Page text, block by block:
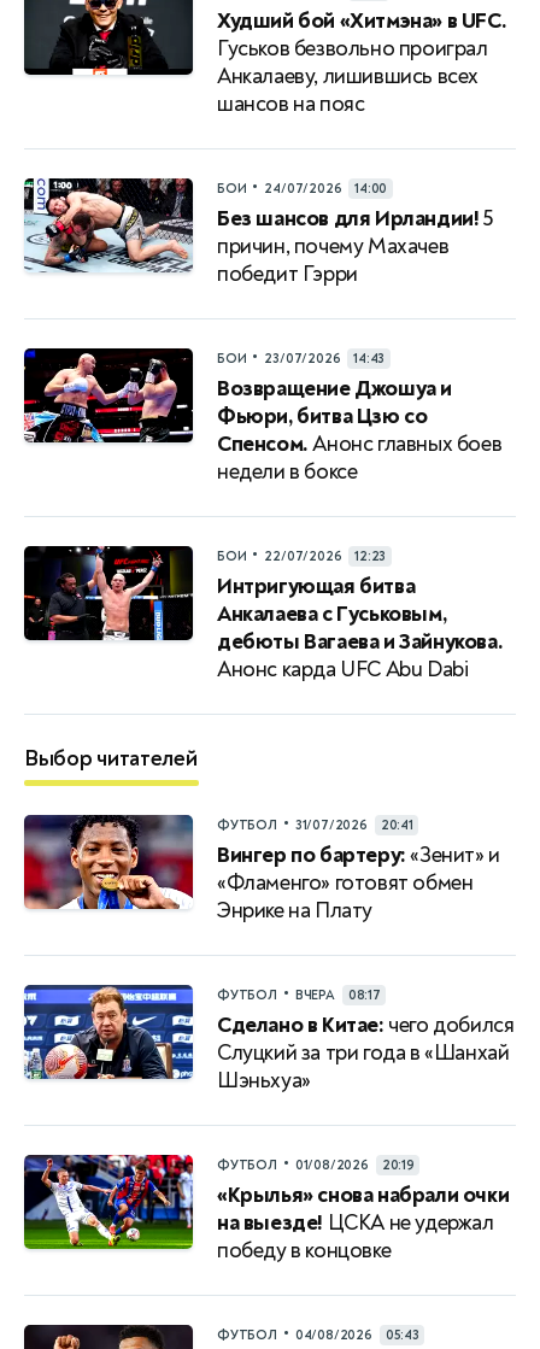
Худший бой «Хитмэна» в UFC.
Гуськов безвольно проиграл
Анкалаеву, лишившись всех
шансов на пояс
БОИ • 24/07/2026 14:00
Без шансов для Ирландии!5
причин, почему Махачев
победит Гэрри
БОИ • 23/07/2026 14:43
Возвращение Джошуа и
Фьюри, битва Цзю со
Спенсом.Анонс главных боев
недели в боксе
БОИ • 22/07/2026 12:23
Интригующая битва
Анкалаева с Гуськовым,
дебюты Вагаева и Зайнукова.
Анонс карда UFC Abu Dabi
Выбор читателей
ФУТБОЛ • 31/07/2026 20:41
Вингер по бартеру:«Зенит» и
«Фламенго» готовят обмен
Энрике на Плату
ФУТБОЛ • ВЧЕРА 08:17
Сделано в Китае: чего добился
Слуцкий за три года в «Шанхай
Шэньхуа»
ФУТБОЛ • 01/08/2026 20:19
«Крылья» снова набрали очки
на выезде! ЦСКА не удержал
победу в концовке
ФУТБОЛ • 04/08/2026 05:43